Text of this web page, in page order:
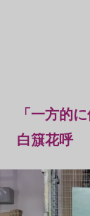
「一方的
白簱花呼